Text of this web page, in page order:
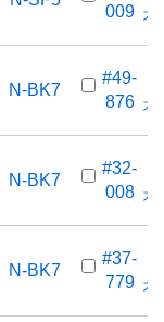
009 가
N-BK7
#49-
876 가
N-BK7
#32-
008 가
N-BK7
#37-
779 가